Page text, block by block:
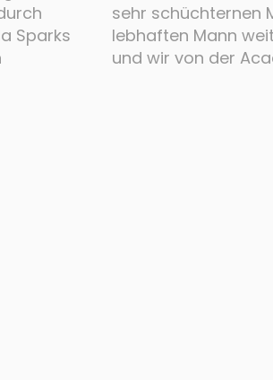
Sparks
sehr schüchternen
lebhaften Mann
und wir von der